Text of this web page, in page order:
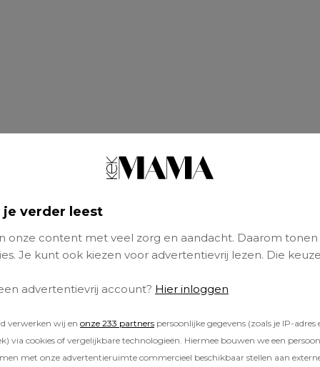
je verder leest
onze content met veel zorg en aandacht. Daarom tonen
Je kunt ook kiezen voor advertentievrij lezen. Die
advertentievrij account? Hier inloggen
verwerken wij en onze 233 partners persoonlijke gegevens (zoals je IP-adres
via cookies of vergelijkbare technologieën. Hiermee bouwen we een
met onze advertentieruimte commercieel beschikbaar stellen aan
de vrouw. Ik vlucht erheen als mijn man
alles en iedereen moet dan op zijn kop,
Ik word daar helemaal zenuwachtig
kamer. Daar kan ik nadenken, dingen